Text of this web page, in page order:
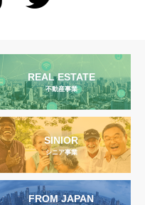
REAL ESTATE
不動産事業
SINIOR
シニア事業
FROM JAPAN